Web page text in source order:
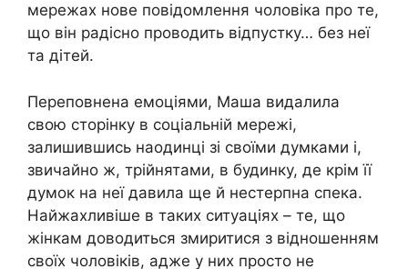
мережах нове повідомлення чоловіка про те,
що він радісно проводить відпустку… без неї
та дітей.
Переповнена емоціями, Маша видалила
свою сторінку в соціальній мережі,
залишившись наодинці зі своїми думками і,
звичайно ж, трійнятами, в будинку, де крім її
думок на неї давила ще й нестерпна спека.
Найжахливіше в таких ситуаціях – те, що
жінкам доводиться змиритися з відношенням
своїх чоловіків, адже у них просто не